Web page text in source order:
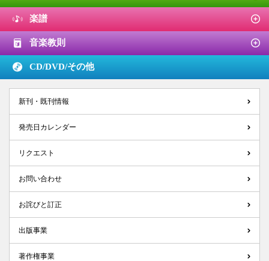
楽譜
音楽教則
CD/DVD/その他
新刊・既刊情報
発売日カレンダー
リクエスト
お問い合わせ
お詫びと訂正
出版事業
著作権事業